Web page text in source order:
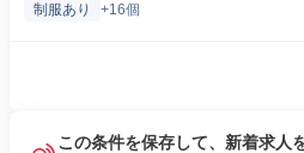
制服あり +16個
この条件を保存して、新着求人